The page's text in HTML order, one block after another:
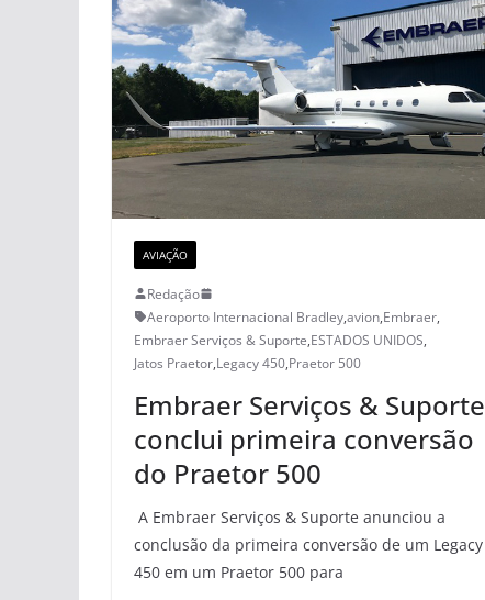
AVIAÇÃO
Redação
Aeroporto Internacional Bradley,avion,Embraer,
Embraer Serviços & Suporte,ESTADOS UNIDOS,
Jatos Praetor,Legacy 450,Praetor 500
Embraer Serviços & Suporte
conclui primeira conversão
do Praetor 500
A Embraer Serviços & Suporte anunciou a
conclusão da primeira conversão de um Legacy
450 em um Praetor 500 para